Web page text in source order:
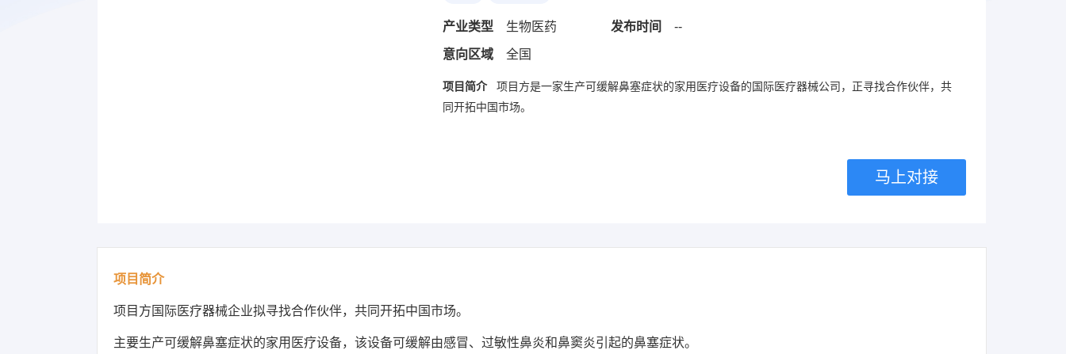
产业类型 生物医药 发布时间 --
意向区域 全国
项目简介
项目方是一家生产可缓解鼻塞症状的家用医疗设备的国际医疗器械公司，正寻找合作伙伴，共
同开拓中国市场。
马上对接
项目简介
项目方 国际医疗器械企业拟寻找合作伙伴，共同开拓中国市场。
主要生产可缓解鼻塞症状的家用医疗设备，该设备可缓解由感冒、过敏性鼻炎和鼻窦炎引起的鼻塞症状。